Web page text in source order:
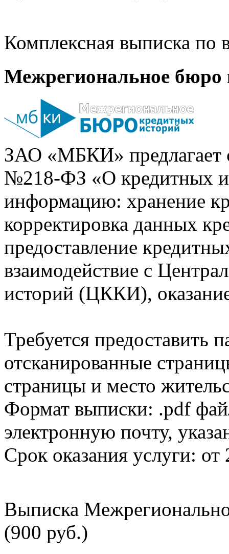
Комплексная выписка
Межрегиональное бюро
ЗАО «МБКИ» предлагает
№218-ФЗ «О кредитных
информацию: хранение
корректировка данных
предоставление
взаимодействие с
историй (ЦККИ),
Требуется предоставить
отсканированные
страницы и место
Формат выписки: .pdf
электронную почту,
Срок оказания услуги: от
Выписка
(900 руб.)